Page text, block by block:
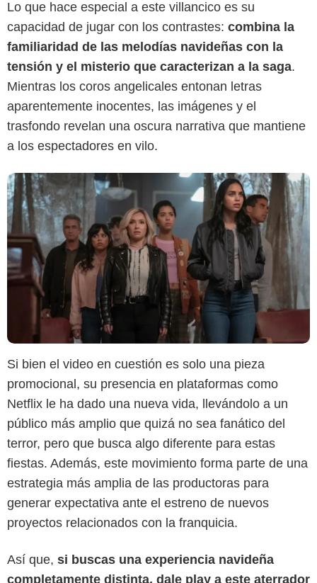
Lo que hace especial a este villancico es su
capacidad de jugar con los contrastes: combina la
familiaridad de las melodías navideñas con la
tensión y el misterio que caracterizan a la saga.
Mientras los coros angelicales entonan letras
aparentemente inocentes, las imágenes y el
trasfondo revelan una oscura narrativa que mantiene
a los espectadores en vilo.
Netflix
Si bien el video en cuestión es solo una pieza
promocional, su presencia en plataformas como
Netflix le ha dado una nueva vida, llevándolo a un
público más amplio que quizá no sea fanático del
terror, pero que busca algo diferente para estas
fiestas. Además, este movimiento forma parte de una
estrategia más amplia de las productoras para
generar expectativa ante el estreno de nuevos
proyectos relacionados con la franquicia.
Así que, si buscas una experiencia navideña
completamente distinta, dale play a este aterrador